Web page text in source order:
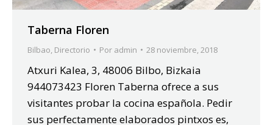
Taberna Floren
Bilbao, Directorio Por admin 28 noviembre, 2018
Atxuri Kalea, 3, 48006 Bilbo, Bizkaia
944073423 Floren Taberna ofrece a sus
visitantes probar la cocina española. Pedir
sus perfectamente elaborados pintxos es,